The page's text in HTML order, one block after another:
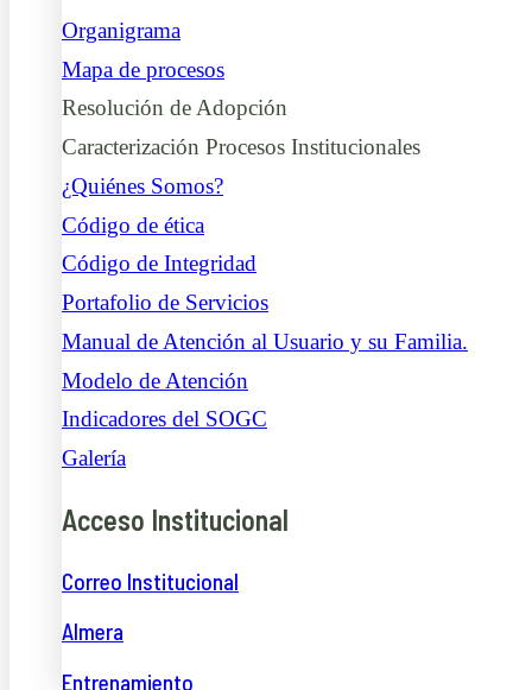
Organigrama
Mapa de procesos
Resolución de Adopción
Caracterización Procesos Institucionales
¿Quiénes Somos?
Código de ética
Código de Integridad
Portafolio de Servicios
Manual de Atención al Usuario y su Familia.
Modelo de Atención
Indicadores del SOGC
Galería
Acceso Institucional
Correo Institucional
Almera
Entrenamiento